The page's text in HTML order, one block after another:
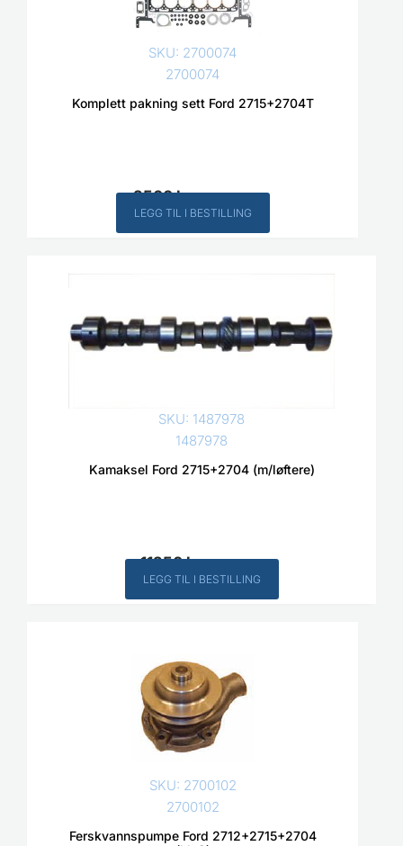
SKU: 2700074
2700074
Komplett pakning sett Ford 2715+2704T
2500kr Inkl. MVA
LEGG TIL I BESTILLING
SKU: 1487978
1487978
Kamaksel Ford 2715+2704 (m/løftere)
11250kr Inkl. MVA
LEGG TIL I BESTILLING
SKU: 2700102
2700102
Ferskvannspumpe Ford 2712+2715+2704